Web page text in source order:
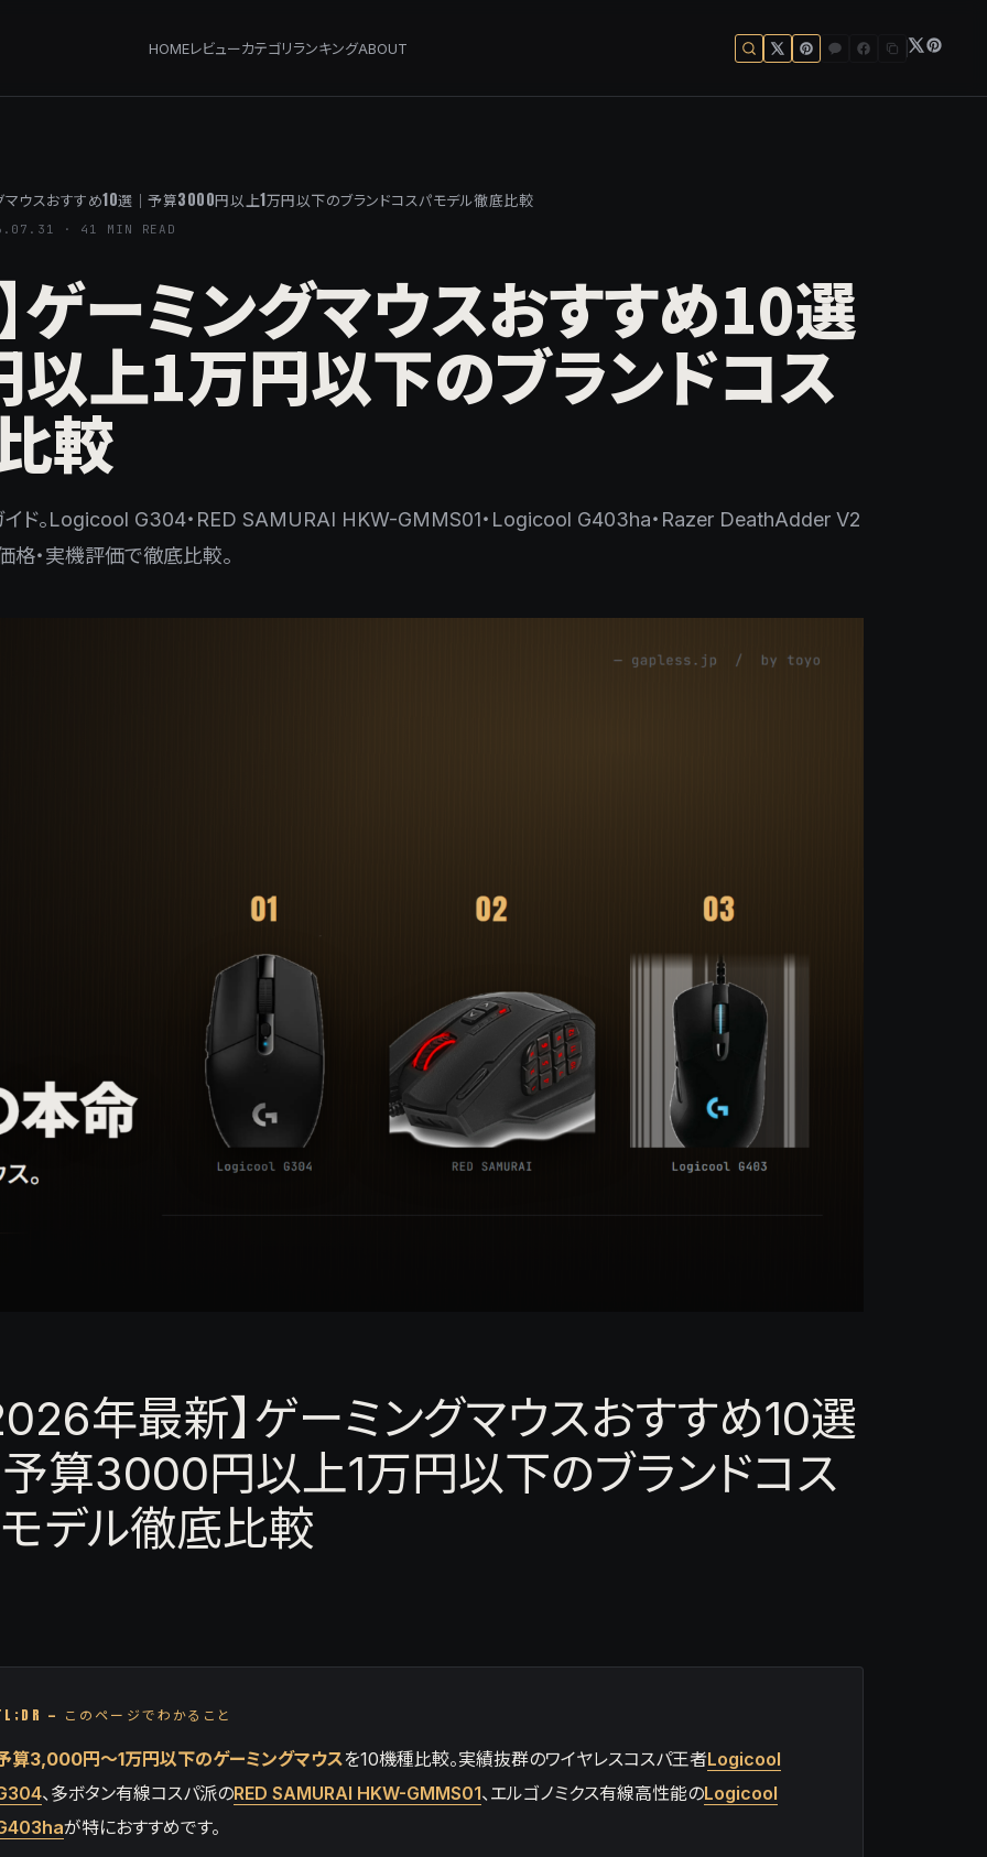
HOMEレビューカテゴリランキングABOUT
マウスおすすめ10選｜予算3000円以上1万円以下のブランドコスパモデル徹底比較
· 41 MIN READ
ゲーミングマウスおすすめ10選
以上1万円以下のブランドコス
較
イド。Logicool G304・RED SAMURAI HKW-GMMS01・Logicool G403ha・Razer DeathAdder V2
格・実機評価で徹底比較。
年最新】ゲーミングマウスおすすめ10選
予算3000円以上1万円以下のブランドコス
デル徹底比較
— このページでわかること
算3,000円〜1万円以下のゲーミングマウスを10機種比較。実績抜群のワイヤレスコスパ王者Logicool
、多ボタン有線コスパ派のRED SAMURAI HKW-GMMS01、エルゴノミクス有線高性能のLogicool
が特におすすめです。